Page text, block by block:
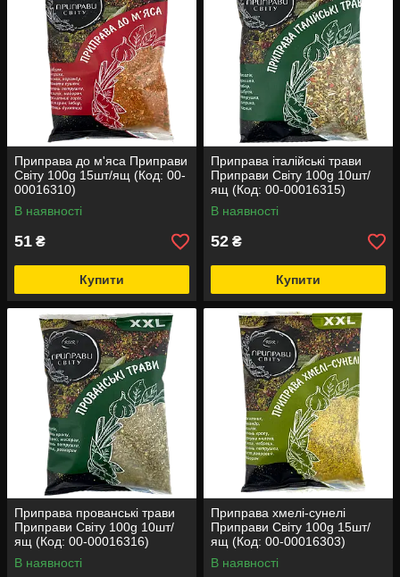
Приправа до м'яса Приправи
Світу 100g 15шт/ящ (Код: 00-
00016310)
В наявності
51 ₴
Купити
Приправа італійські трави
Приправи Світу 100g 10шт/
ящ (Код: 00-00016315)
В наявності
52 ₴
Купити
Приправа прованські трави
Приправи Світу 100g 10шт/
ящ (Код: 00-00016316)
В наявності
Приправа хмелі-сунелі
Приправи Світу 100g 15шт/
ящ (Код: 00-00016303)
В наявності